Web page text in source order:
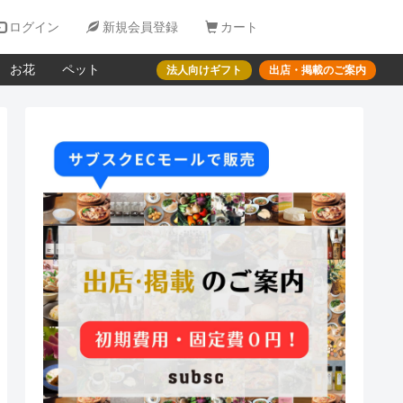
ログイン  新規会員登録  カート
お花 ペット 法人向けギフト 出店・掲載のご案内